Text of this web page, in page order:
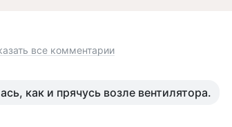
все комментарии
как и прячусь возле вентилятора.